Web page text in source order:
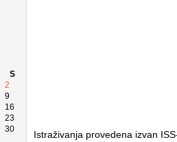
S
2
9
16
23
30
Istraživanja provedena izvan